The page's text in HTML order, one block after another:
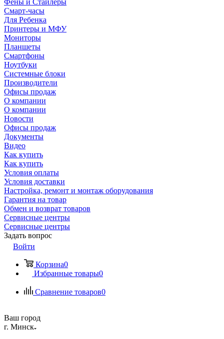
Фены и Стайлеры
Смарт-часы
Для Ребенка
Принтеры и МФУ
Мониторы
Планшеты
Смартфоны
Ноутбуки
Системные блоки
Производители
Офисы продаж
О компании
О компании
Новости
Офисы продаж
Документы
Видео
Как купить
Как купить
Условия оплаты
Условия доставки
Настройка, ремонт и монтаж оборудования
Гарантия на товар
Обмен и возврат товаров
Сервисные центры
Сервисные центры
Задать вопрос
Войти
Корзина0
Избранные товары0
Сравнение товаров0
Ваш город
г. Минск